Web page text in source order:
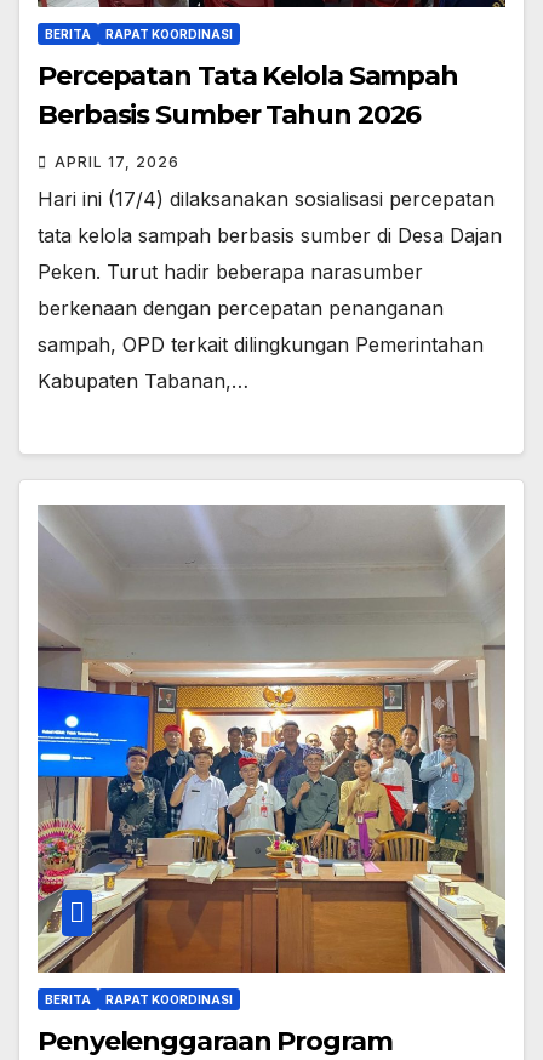
BERITA RAPAT KOORDINASI
Percepatan Tata Kelola Sampah
Berbasis Sumber Tahun 2026
APRIL 17, 2026
Hari ini (17/4) dilaksanakan sosialisasi percepatan
tata kelola sampah berbasis sumber di Desa Dajan
Peken. Turut hadir beberapa narasumber
berkenaan dengan percepatan penanganan
sampah, OPD terkait dilingkungan Pemerintahan
Kabupaten Tabanan,…
BERITA RAPAT KOORDINASI
Penyelenggaraan Program